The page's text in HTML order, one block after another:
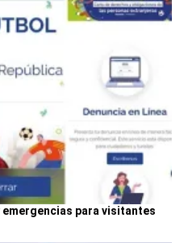
emergencias para visitantes